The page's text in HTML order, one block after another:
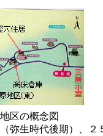
念図
弥生時代後期）、２